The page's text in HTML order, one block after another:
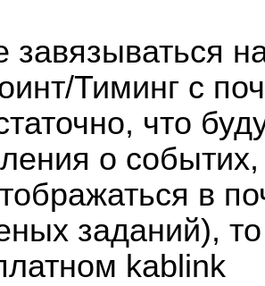
завязываться
Тиминг с
что
о
в
заданий),
kablink